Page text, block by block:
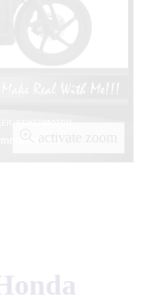
activate zoom